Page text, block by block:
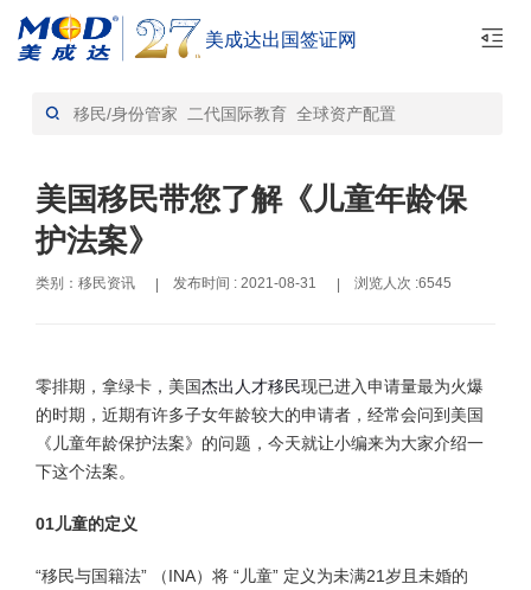
美成达出国签证网
首页> 移民资讯-资讯
美国移民带您了解《儿童年龄保
护法案》
类别：移民资讯 | 发布时间 : 2021-08-31 | 浏览人次 :6545
零排期，拿绿卡，美国杰出人才移民现已进入申请量最为火爆
的时期，近期有许多子女年龄较大的申请者，经常会问到美国
《儿童年龄保护法案》的问题，今天就让小编来为大家介绍一
下这个法案。
01儿童的定义
“移民与国籍法” （INA）将 “儿童” 定义为未满21岁且未婚的